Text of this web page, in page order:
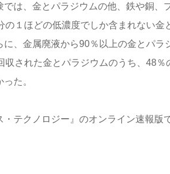
は、金とパラジウムの他、鉄や銅、
１ほどの低濃度でしか含まれない金
、金属廃液から90％以上の金とパラ
された金とパラジウムのうち、48
た。
テクノロジー』のオンライン速報版